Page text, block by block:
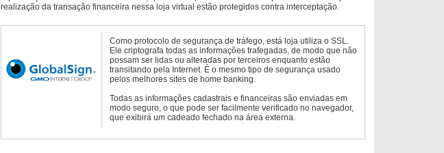
realização da transação financeira nessa loja virtual estão protegidos contra interceptação.
Como protocolo de segurança de tráfego, está loja utiliza o SSL.
Ele criptografa todas as informações trafegadas, de modo que não
possam ser lidas ou alteradas por terceiros enquanto estão
transitando pela Internet. É o mesmo tipo de segurança usado
pelos melhores sites de home banking.
Todas as informações cadastrais e financeiras são enviadas em
modo seguro, o que pode ser facilmente verificado no navegador,
que exibirá um cadeado fechado na área externa.